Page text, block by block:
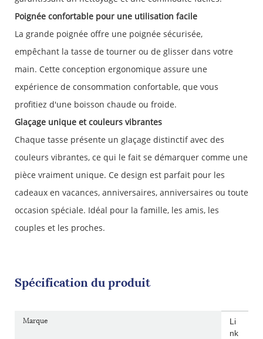
Poignée confortable pour une utilisation facile
La grande poignée offre une poignée sécurisée,
empêchant la tasse de tourner ou de glisser dans votre
main. Cette conception ergonomique assure une
expérience de consommation confortable, que vous
profitiez d'une boisson chaude ou froide.
Glaçage unique et couleurs vibrantes
Chaque tasse présente un glaçage distinctif avec des
couleurs vibrantes, ce qui le fait se démarquer comme une
pièce vraiment unique. Ce design est parfait pour les
cadeaux en vacances, anniversaires, anniversaires ou toute
occasion spéciale. Idéal pour la famille, les amis, les
couples et les proches.
Spécification du produit
Marque
Li
nk